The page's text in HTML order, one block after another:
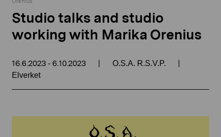
Studio talks and studio
working with Marika Orenius
16.6.2023 - 6.10.2023 | O.S.A. R.S.V.P. |
Elverket